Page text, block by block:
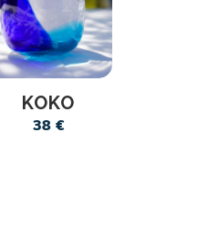
KOKO
38 €